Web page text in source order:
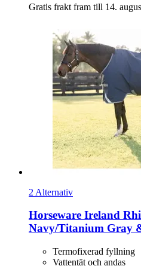
Gratis frakt fram till 14.
2 Alternativ
Horseware Ireland
Navy/Titanium Gray
Termofixerad fyllning
Vattentät och andas